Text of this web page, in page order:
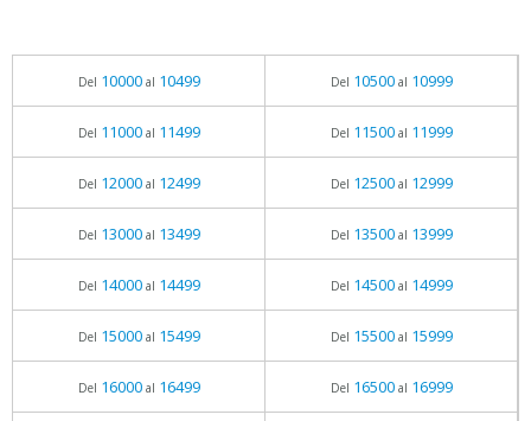
Del 10000al 10499 Del 10500al 10999
Del 11000al 11499 Del 11500al 11999
Del 12000al 12499 Del 12500al 12999
Del 13000al 13499 Del 13500al 13999
Del 14000al 14499 Del 14500al 14999
Del 15000al 15499 Del 15500al 15999
Del 16000al 16499 Del 16500al 16999